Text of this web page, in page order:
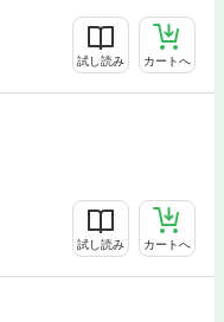
試し読み カートへ
試し読み カートへ